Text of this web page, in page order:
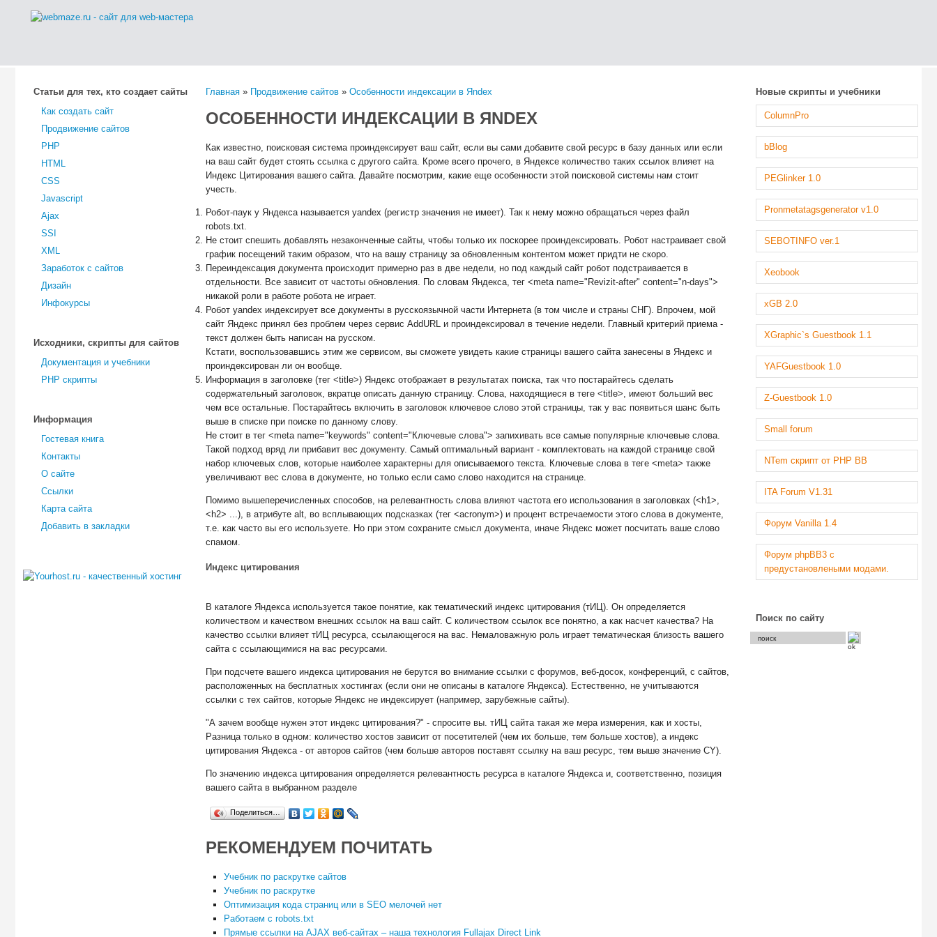
Главная » Продвижение сайтов » Особенности индексации в Яndex
ОСОБЕННОСТИ ИНДЕКСАЦИИ В ЯNDEX
Как известно, поисковая система проиндексирует ваш сайт, если вы сами добавите свой ресурс в базу данных или если
на ваш сайт будет стоять ссылка с другого сайта. Кроме всего прочего, в Яндексе количество таких ссылок влияет на
Индекс Цитирования вашего сайта. Давайте посмотрим, какие еще особенности этой поисковой системы нам стоит
учесть.
Робот-паук у Яндекса называется yandex (регистр значения не имеет). Так к нему можно обращаться через файл
robots.txt.
Не стоит спешить добавлять незаконченные сайты, чтобы только их поскорее проиндексировать. Робот настраивает свой
график посещений таким образом, что на вашу страницу за обновленным контентом может придти не скоро.
Переиндексация документа происходит примерно раз в две недели, но под каждый сайт робот подстраивается в
отдельности. Все зависит от частоты обновления. По словам Яндекса, тег <meta name="Revizit-after" content="n-days">
никакой роли в работе робота не играет.
Робот yandex индексирует все документы в русскоязычной части Интернета (в том числе и страны СНГ). Впрочем, мой
сайт Яндекс принял без проблем через сервис AddURL и проиндексировал в течение недели. Главный критерий приема -
текст должен быть написан на русском.
Кстати, воспользовавшись этим же сервисом, вы сможете увидеть какие страницы вашего сайта занесены в Яндекс и
проиндексирован ли он вообще.
Информация в заголовке (тег <title>) Яндекс отображает в результатах поиска, так что постарайтесь сделать
содержательный заголовок, вкратце описать данную страницу. Слова, находящиеся в теге <title>, имеют больший вес
чем все остальные. Постарайтесь включить в заголовок ключевое слово этой страницы, так у вас появиться шанс быть
выше в списке при поиске по данному слову.
Не стоит в тег <meta name="keywords" content="Ключевые слова"> запихивать все самые популярные ключевые слова.
Такой подход вряд ли прибавит вес документу. Самый оптимальный вариант - комплектовать на каждой странице свой
набор ключевых слов, которые наиболее характерны для описываемого текста. Ключевые слова в теге <meta> также
увеличивают вес слова в документе, но только если само слово находится на странице.
Помимо вышеперечисленных способов, на релевантность слова влияют частота его использования в заголовках (<h1>,
<h2> ...), в атрибуте alt, во всплывающих подсказках (тег <acronym>) и процент встречаемости этого слова в документе,
т.е. как часто вы его используете. Но при этом сохраните смысл документа, иначе Яндекс может посчитать ваше слово
спамом.
Индекс цитирования
В каталоге Яндекса используется такое понятие, как тематический индекс цитирования (тИЦ). Он определяется
количеством и качеством внешних ссылок на ваш сайт. С количеством ссылок все понятно, а как насчет качества? На
качество ссылки влияет тИЦ ресурса, ссылающегося на вас. Немаловажную роль играет тематическая близость вашего
сайта с ссылающимися на вас ресурсами.
При подсчете вашего индекса цитирования не берутся во внимание ссылки с форумов, веб-досок, конференций, с сайтов,
расположенных на бесплатных хостингах (если они не описаны в каталоге Яндекса). Естественно, не учитываются
ссылки с тех сайтов, которые Яндекс не индексирует (например, зарубежные сайты).
"А зачем вообще нужен этот индекс цитирования?" - спросите вы. тИЦ сайта такая же мера измерения, как и хосты,
Разница только в одном: количество хостов зависит от посетителей (чем их больше, тем больше хостов), а индекс
цитирования Яндекса - от авторов сайтов (чем больше авторов поставят ссылку на ваш ресурс, тем выше значение CY).
По значению индекса цитирования определяется релевантность ресурса в каталоге Яндекса и, соответственно, позиция
вашего сайта в выбранном разделе
Поделиться…
РЕКОМЕНДУЕМ ПОЧИТАТЬ
Учебник по раскрутке сайтов
Учебник по раскрутке
Оптимизация кода страниц или в SEO мелочей нет
Работаем с robots.txt
Прямые ссылки на AJAX веб-сайтах – наша технология Fullajax Direct Link
Статьи для тех, кто создает сайты
Как создать сайт
Продвижение сайтов
PHP
HTML
CSS
Javascript
Ajax
SSI
XML
Заработок с сайтов
Дизайн
Инфокурсы
Исходники, скрипты для сайтов
Документация и учебники
PHP скрипты
Информация
Гостевая книга
Контакты
О сайте
Ссылки
Карта сайта
Добавить в закладки
Новые скрипты и учебники
ColumnPro
bBlog
PEGlinker 1.0
Pronmetatagsgenerator v1.0
SEBOTINFO ver.1
Xeobook
xGB 2.0
XGraphic`s Guestbook 1.1
YAFGuestbook 1.0
Z-Guestbook 1.0
Small forum
NTem скрипт от PHP BB
ITA Forum V1.31
Форум Vanilla 1.4
Форум phpBB3 с
предустановлеными модами.
Поиск по сайту